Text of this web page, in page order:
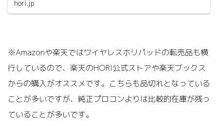
hori.jp
※Amazonや楽天ではワイヤレスホリパッドの転売品も横
行しているので、楽天のHORI公式ストアや楽天ブックス
からの購入がオススメです。こちらも品切れとなっている
ことが多いですが、純正プロコンよりは比較的在庫が残っ
ていることが多いです。